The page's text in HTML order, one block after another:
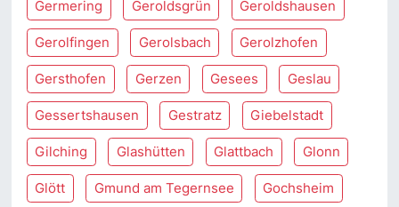
Germering Geroldsgrün Geroldshausen
Gerolfingen Gerolsbach Gerolzhofen
Gersthofen Gerzen Gesees Geslau
Gessertshausen Gestratz Giebelstadt
Gilching Glashütten Glattbach Glonn
Glött Gmund am Tegernsee Gochsheim